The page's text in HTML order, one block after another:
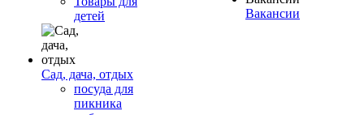
детей
Сад, дача, отдых
посуда для
пикника
Вакансии